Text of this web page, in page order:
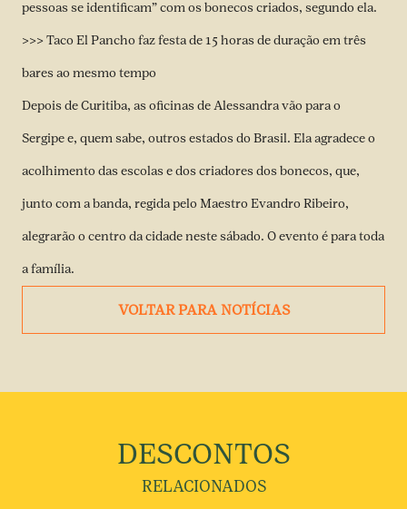
pessoas se identificam” com os bonecos criados, segundo ela.
>>> Taco El Pancho faz festa de 15 horas de duração em três
bares ao mesmo tempo
Depois de Curitiba, as oficinas de Alessandra vão para o
Sergipe e, quem sabe, outros estados do Brasil. Ela agradece o
acolhimento das escolas e dos criadores dos bonecos, que,
junto com a banda, regida pelo Maestro Evandro Ribeiro,
alegrarão o centro da cidade neste sábado. O evento é para toda
a família.
VOLTAR PARA NOTÍCIAS
DESCONTOS
RELACIONADOS